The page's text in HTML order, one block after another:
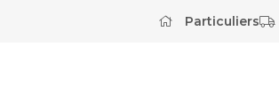
Particuliers